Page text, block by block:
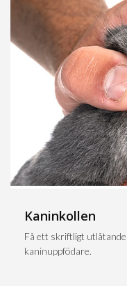
Kaninkollen
Få ett skriftligt
kaninuppfödare.